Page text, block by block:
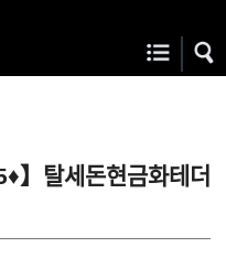
】탈세돈현금화테더